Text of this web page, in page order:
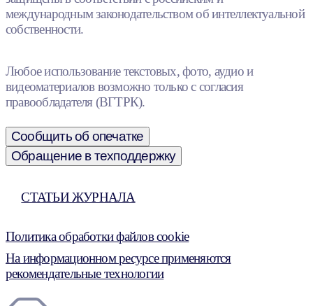
международным законодательством об интеллектуальной
собственности.
Любое использование текстовых, фото, аудио и
видеоматериалов возможно только с согласия
правообладателя (ВГТРК).
Сообщить об опечатке
Обращение в техподдержку
СТАТЬИ ЖУРНАЛА
Политика обработки файлов cookie
На информационном ресурсе применяются
рекомендательные технологии